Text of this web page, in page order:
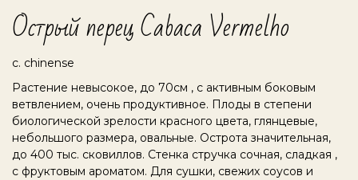
Острый перец Cabaca Vermelho
c. chinense
Растение невысокое, до 70см , с активным боковым
ветвлением, очень продуктивное. Плоды в степени
биологической зрелости красного цвета, глянцевые,
небольшого размера, овальные. Острота значительная,
до 400 тыс. сковиллов. Стенка стручка сочная, сладкая ,
с фруктовым ароматом. Для сушки, свежих соусов и